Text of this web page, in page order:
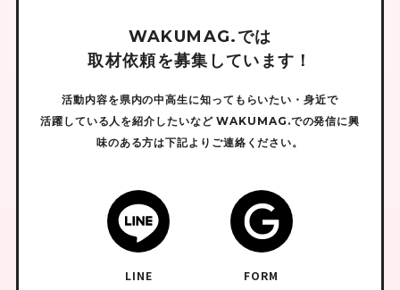
WAKUMAG.では
取材依頼を募集 してい ます ！
活動内容を県内の中高生に知ってもらいたい・身近で
活躍している人を紹介したいなどWAKUMAG.での発信に興
味のある方は下記よりご連絡ください。
LINE FORM